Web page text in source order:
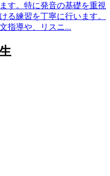
す。特に発音の基礎を重視
る練習を丁寧に行います。
指導や、リスニ...